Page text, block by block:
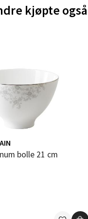
kjøpte også
bolle 21 cm
7, 1338 Sandvika
Thon Senter Sartor
5353 Straume
21